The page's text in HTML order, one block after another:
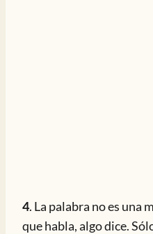
4. La palabra no es una
que habla, algo dice.